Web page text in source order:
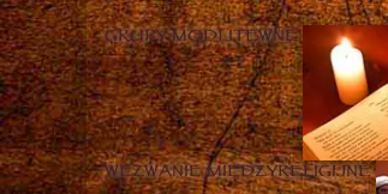
GRUPY MODLITEWNE
WEZWANIE MIĘDZYRELIGIJNE